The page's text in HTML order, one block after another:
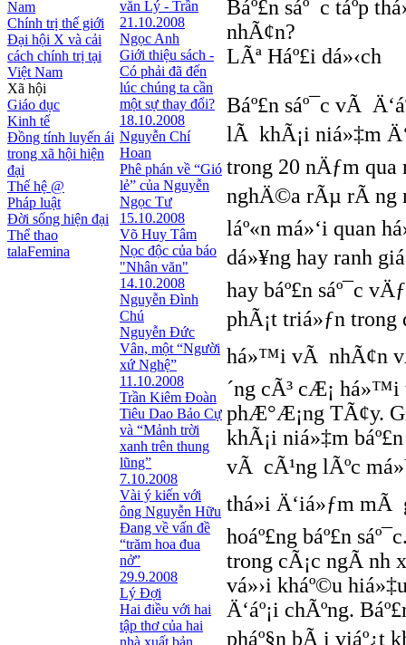
Nam
Chính trị thế giới
Đại hội X và cải
cách chính trị tại
Việt Nam
Xã hội
Giáo dục
Kinh tế
Đồng tính luyến ái
trong xã hội hiện
đại
Thế hệ @
Pháp luật
Đời sống hiện đại
Thể thao
talaFemina
văn Lý - Trần
21.10.2008
Ngọc Anh
Giới thiệu sách -
Có phải đã đến
lúc chúng ta cần
một sự thay đổi?
18.10.2008
Nguyễn Chí
Hoan
Phê phán về “Gió
lẻ” của Nguyễn
Ngọc Tư
15.10.2008
Võ Huy Tâm
Nọc độc của báo
"Nhân văn"
14.10.2008
Nguyễn Đình
Chú
Nguyễn Đức
Vân, một “Người
xứ Nghệ”
11.10.2008
Trần Kiêm Đoàn
Tiêu Dao Bảo Cự
và “Mảnh trời
xanh trên thung
lũng”
7.10.2008
Vài ý kiến với
ông Nguyễn Hữu
Đang về vấn đề
“trăm hoa đua
nở”
29.9.2008
Lý Đợi
Hai điều với hai
tập thơ của hai
nhà xuất bản
Báº£n sáº¯c táº­p
nhÃ¢n?
LÃª Háº£i dá»‹ch
Báº£n sáº¯c vÃ
lÃ khÃ¡i niá»‡m
trong 20 nÄƒm qua
nghÄ©a rÃµ rÃ ng
láº«n má»‘i quan
dá»¥ng hay ranh
hay báº£n sáº¯c
phÃ¡t triá»ƒn trong
há»™i vÃ nhÃ¢n
´ng cÃ³ cÆ¡ há»™i
phÆ°Æ¡ng TÃ¢y.
khÃ¡i niá»‡m
vÃ cÃ¹ng lÃºc
thá»i Ä‘iá»ƒm mÃ
hoáº£ng báº£n
trong cÃ¡c ngÃ nh
vá»›i kháº©u
Ä‘áº¡i chÃºng.
pháº§n bÃ i viáº¿t